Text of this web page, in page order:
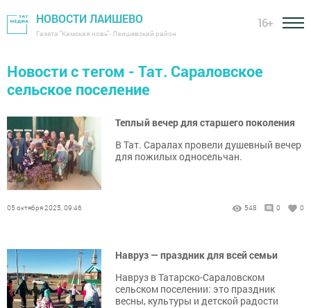
НОВОСТИ ЛАИШЕВО
Газета "Камская новь"- Лаишевский район
16+
Новости с тегом - Тат. Сараловское
сельское поселение
Теплый вечер для старшего поколения
В Тат. Саралах провели душевный вечер
для пожилых односельчан.
05 октября 2025, 09:46 548 0 0
Навруз — праздник для всей семьи
Навруз в Татарско-Сараловском
сельском поселении: это праздник
весны, культуры и детской радости